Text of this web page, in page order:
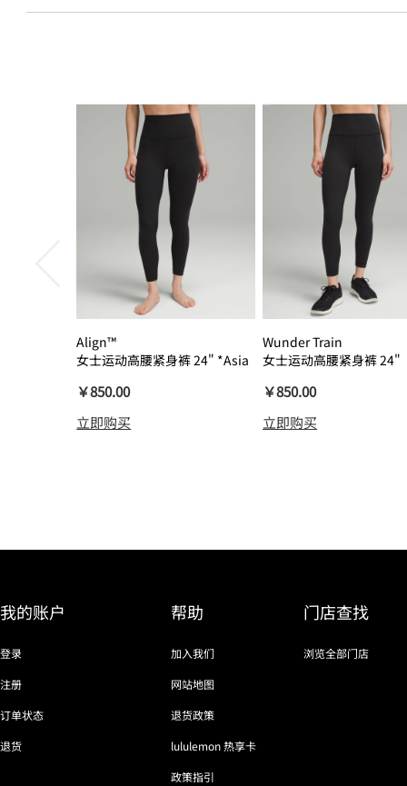
Align™
女士运动高腰紧身裤 24" *Asia
￥850.00
立即购买
Wunder Train
女士运动高腰紧身裤 24"
￥850.00
立即购买
我的账户
登录
注册
订单状态
退货
帮助
加入我们
网站地图
退货政策
lululemon 热享卡
政策指引
门店查找
浏览全部门店